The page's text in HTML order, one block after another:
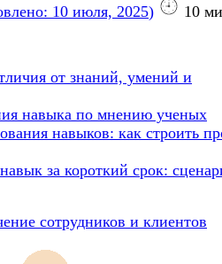
10 июля, 2025) 10
от знаний, умений и
навыка по мнению ученых
навыков: как строить
за короткий срок:
сотрудников и клиентов